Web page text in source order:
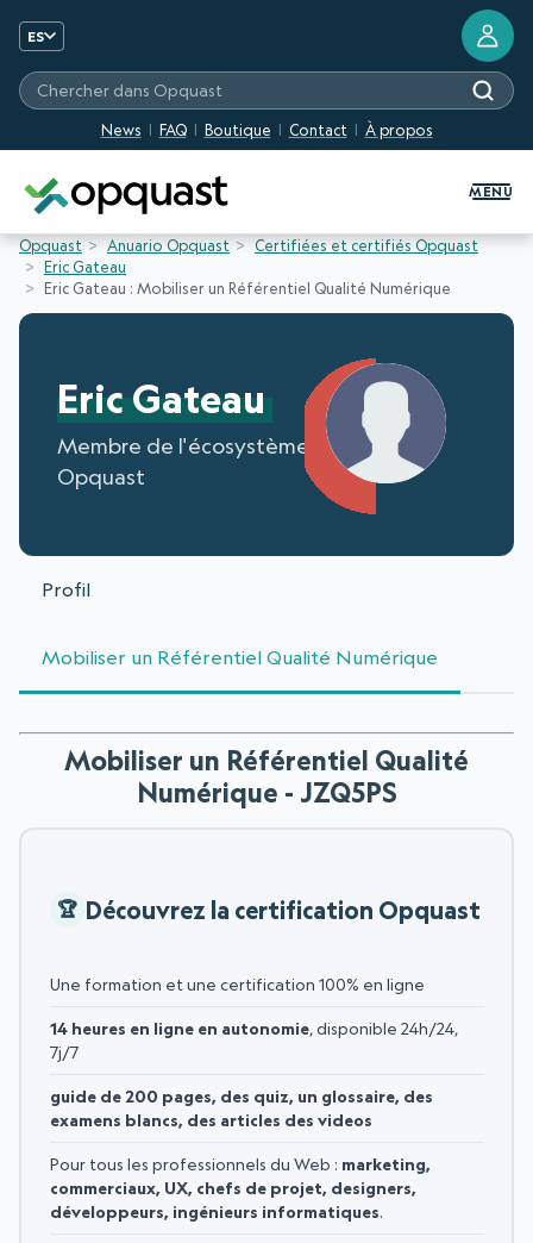
ES
News FAQ Boutique Contact À propos
Chercher dans Opquast
MENU
Opquast Anuario Opquast
Certifiées et certifiés Opquast
Eric Gateau
Eric Gateau : Mobiliser un Référentiel Qualité Numérique
Eric Gateau
Membre de l'écosystème
Opquast
Profil
Mobiliser un Référentiel Qualité Numérique
Mobiliser un Référentiel Qualité
Numérique - JZQ5PS
Découvrez la certification Opquast
Une formation et une certification 100% en ligne
14 heures en ligne en autonomie, disponible 24h/24,
7j/7
guide de 200 pages, des quiz, un glossaire, des
examens blancs, des articles des videos
Pour tous les professionnels du Web : marketing,
commerciaux, UX, chefs de projet, designers,
développeurs, ingénieurs informatiques.